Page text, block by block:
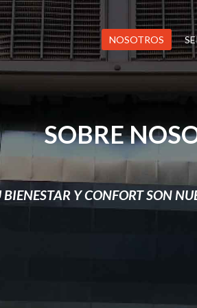
NOSOTROS
SOBRE
BIENESTAR Y CONFORT SON